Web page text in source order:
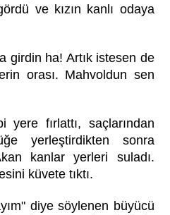
ve kızın kanlı odaya
girdin ha! Artık istesen de
orası. Mahvoldun sen
yere fırlattı, saçlarından
yerleştirdikten sonra
kanlar yerleri suladı.
küvete tıktı.
diye söylenen büyücü